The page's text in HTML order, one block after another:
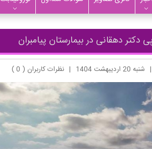
دکتر دهقانی در بیمارستان پیامبران
| شنبه 20 ارديبهشت 1404 | نظرات کاربران ( 0 )